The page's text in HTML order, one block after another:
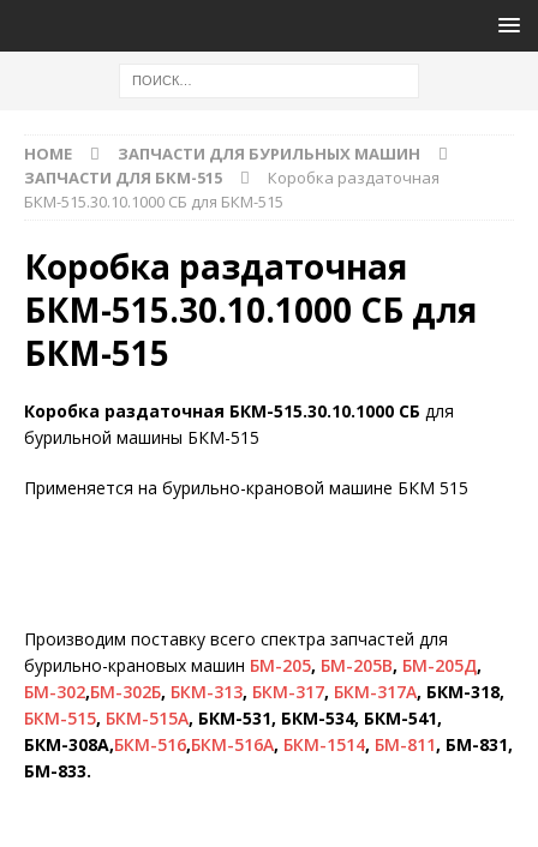
HOME
ЗАПЧАСТИ ДЛЯ БУРИЛЬНЫХ МАШИН
ЗАПЧАСТИ ДЛЯ БКМ-515
Коробка раздаточная
БКМ-515.30.10.1000 СБ для БКМ-515
Коробка раздаточная
БКМ-515.30.10.1000 СБ для
БКМ-515
Коробка раздаточная БКМ-515.30.10.1000 СБ для
бурильной машины БКМ-515
Применяется на бурильно-крановой машине БКМ 515
Производим поставку всего спектра запчастей для
бурильно-крановых машин БМ-205, БМ-205В, БМ-205Д,
БМ-302,БМ-302Б, БКМ-313, БКМ-317, БКМ-317А, БКМ-318,
БКМ-515, БКМ-515А, БКМ-531, БКМ-534, БКМ-541,
БКМ-308А,БКМ-516,БКМ-516А, БКМ-1514, БМ-811, БМ-831,
БМ-833.